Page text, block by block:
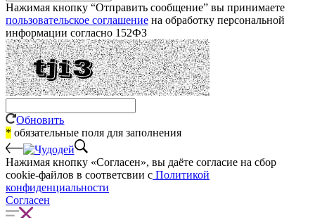
Нажимая кнопку “Отправить сообщение” вы принимаете
пользовательское соглашение на обработку персональной
информации согласно 152ФЗ
Обновить
* обязательные поля для заполнения
Нажимая кнопку «Согласен», вы даёте cогласие на сбор
cookie-файлов в соответсвии с Политикой
конфиденциальности
Согласен